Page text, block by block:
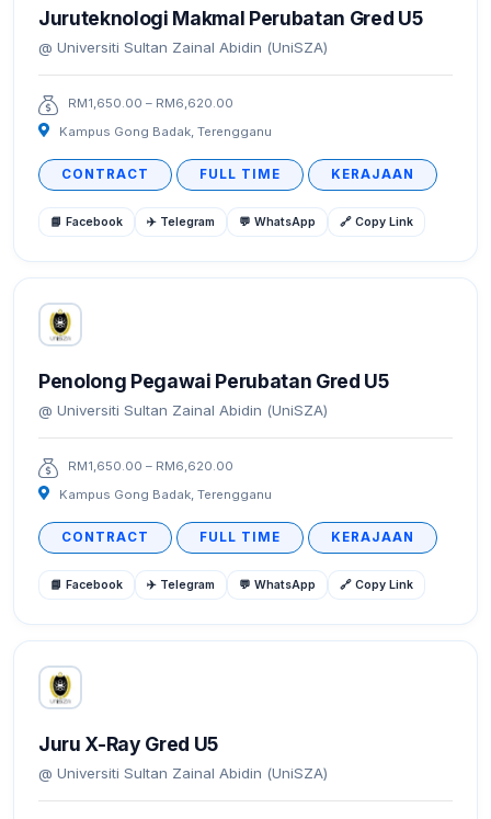
Juruteknologi Makmal Perubatan Gred U5
Universiti Sultan Zainal Abidin (UniSZA)
RM1,650.00 – RM6,620.00
Kampus Gong Badak, Terengganu
CONTRACT FULL TIME KERAJAAN
📘 Facebook ✈️ Telegram 💬 WhatsApp 🔗 Copy Link
Penolong Pegawai Perubatan Gred U5
Universiti Sultan Zainal Abidin (UniSZA)
RM1,650.00 – RM6,620.00
Kampus Gong Badak, Terengganu
CONTRACT FULL TIME KERAJAAN
📘 Facebook ✈️ Telegram 💬 WhatsApp 🔗 Copy Link
Juru X-Ray Gred U5
Universiti Sultan Zainal Abidin (UniSZA)